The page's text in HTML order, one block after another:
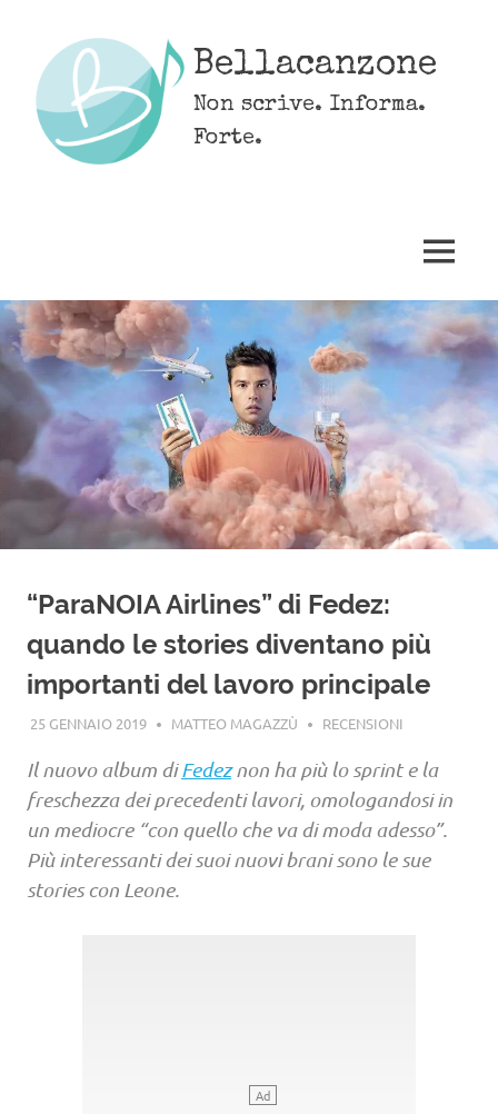
content
Bellacanzone
Non scrive. Informa.
Forte.
MENU
“ParaNOIA Airlines” di Fedez:
quando le stories diventano più
importanti del lavoro principale
25 GENNAIO 2019 MATTEO MAGAZZÙ RECENSIONI
Il nuovo album diFedeznon ha più lo sprint e la
freschezza dei precedenti lavori, omologandosi in
un mediocre “con quello che va di moda adesso”.
Più interessanti dei suoi nuovi brani sono le sue
stories con Leone.